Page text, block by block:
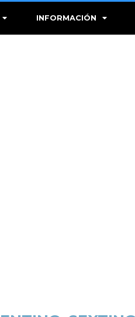
INFORMACIÓN